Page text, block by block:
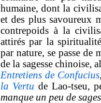
humaine, dont la
et des plus savoureux
contrepoids à la
attirés par la
par nature, se passe de
de la sagesse chinoise,
Entretiens de Confucius
la Vertu de Lao-tseu,
manque un peu de